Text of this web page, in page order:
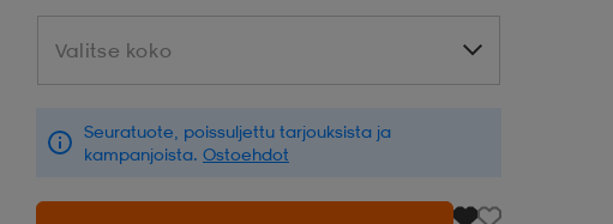
Valitse koko
Valitse koko
Seuratuote, poissuljettu tarjouksista ja
kampanjoista. Ostoehdot